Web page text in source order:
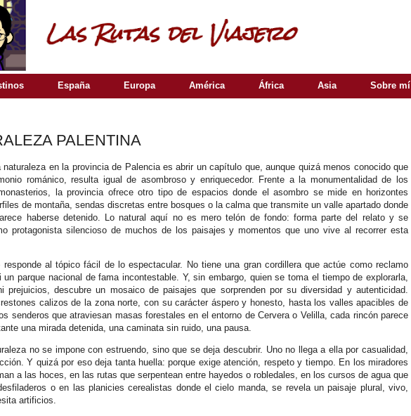
España Europa América África Asia Sobre mí
PALENTINA
naturaleza en la provincia de Palencia es abrir un capítulo que, aunque quizá menos conocido que
románico, resulta igual de asombroso y enriquecedor. Frente a la monumentalidad de los
la provincia ofrece otro tipo de espacios donde el asombro se mide en horizontes
de montaña, sendas discretas entre bosques o la calma que transmite un valle apartado donde
haberse detenido. Lo natural aquí no es mero telón de fondo: forma parte del relato y se
protagonista silencioso de muchos de los paisajes y momentos que uno vive al recorrer esta
responde al tópico fácil de lo espectacular. No tiene una gran cordillera que actúe como reclamo
un parque nacional de fama incontestable. Y, sin embargo, quien se toma el tiempo de explorarla,
prejuicios, descubre un mosaico de paisajes que sorprenden por su diversidad y autenticidad.
calizos de la zona norte, con su carácter áspero y honesto, hasta los valles apacibles de
senderos que atraviesan masas forestales en el entorno de Cervera o Velilla, cada rincón parece
una mirada detenida, una caminata sin ruido, una pausa.
no se impone con estruendo, sino que se deja descubrir. Uno no llega a ella por casualidad,
Y quizá por eso deja tanta huella: porque exige atención, respeto y tiempo. En los miradores
a las hoces, en las rutas que serpentean entre hayedos o robledales, en los cursos de agua que
o en las planicies cerealistas donde el cielo manda, se revela un paisaje plural, vivo,
artificios.